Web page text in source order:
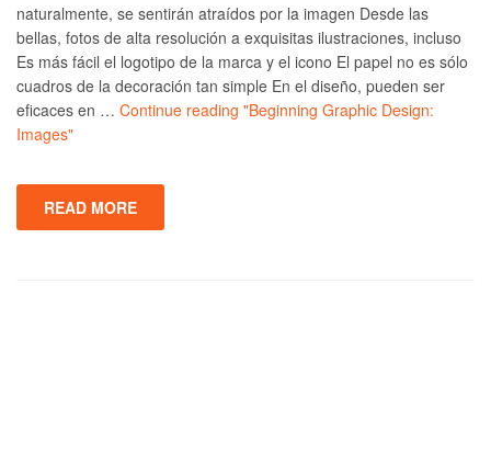
naturalmente, se sentirán atraídos por la imagen Desde las
bellas, fotos de alta resolución a exquisitas ilustraciones, incluso
Es más fácil el logotipo de la marca y el icono El papel no es sólo
cuadros de la decoración tan simple En el diseño, pueden ser
eficaces en … Continue reading "Beginning Graphic Design:
Images"
READ MORE